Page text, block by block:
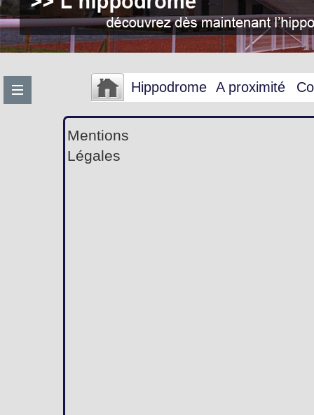
Hippodrome A proximité
Mentions
Légales